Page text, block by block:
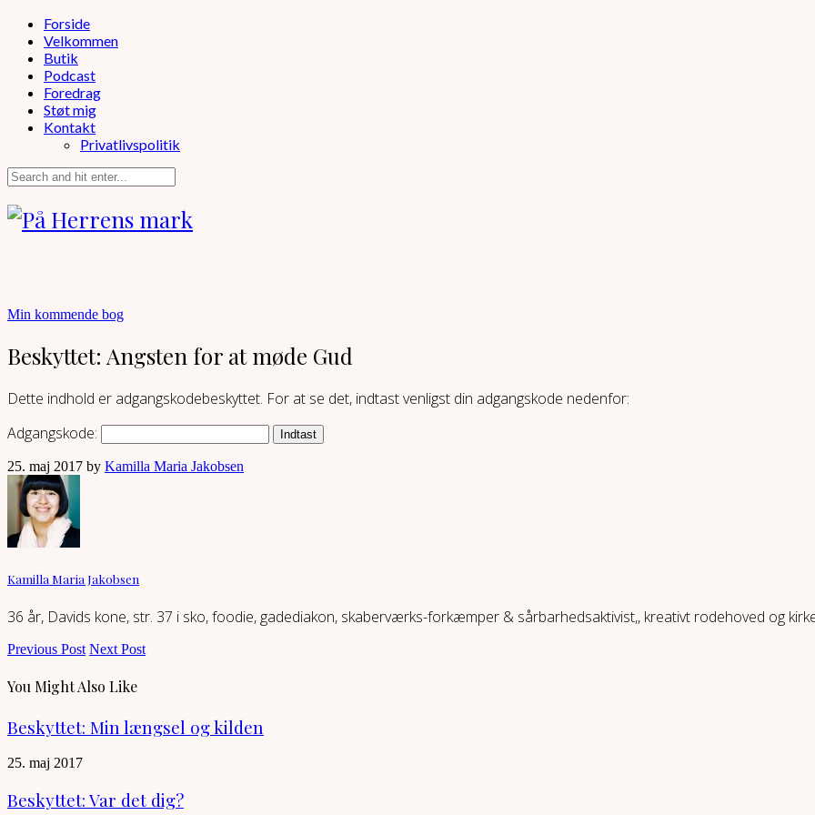
Forside
Velkommen
Butik
Podcast
Foredrag
Støt mig
Kontakt
Privatlivspolitik
Min kommende bog
Beskyttet: Angsten for at møde Gud
Dette indhold er adgangskodebeskyttet. For at se det, indtast venligst din adgangskode nedenfor:
Adgangskode:
25. maj 2017 by Kamilla Maria Jakobsen
Kamilla Maria Jakobsen
36 år, Davids kone, str. 37 i sko, foodie, gadediakon, skaberværks-forkæmper & sårbarhedsaktivist,, kreativt rodehoved og
Previous Post Next Post
You Might Also Like
Beskyttet: Min længsel og kilden
25. maj 2017
Beskyttet: Var det dig?